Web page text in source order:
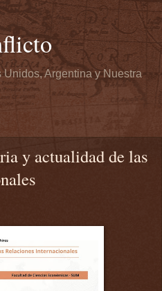
Argentina y Nuestra
y actualidad de las